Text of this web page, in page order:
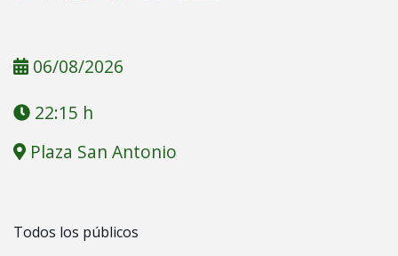
06/08/2026
22:15 h
Plaza San Antonio
Todos los públicos